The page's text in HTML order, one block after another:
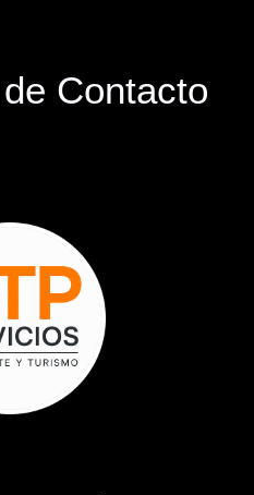
Contacto